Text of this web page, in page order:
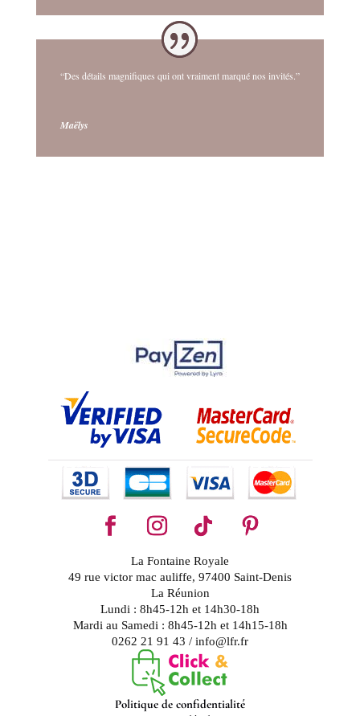
“Des détails magnifiques qui ont vraiment marqué nos invités.”
Maëlys
La Fontaine Royale
49 rue victor mac auliffe, 97400 Saint-Denis
La Réunion
Lundi : 8h45-12h et 14h30-18h
Mardi au Samedi : 8h45-12h et 14h15-18h
0262 21 91 43 / info@lfr.fr
Politique de confidentialité